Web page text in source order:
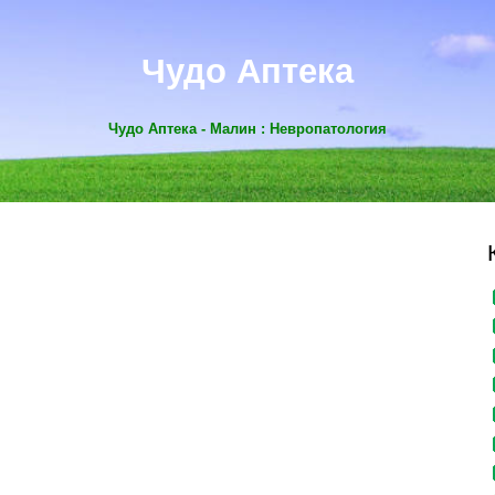
Чудо Аптека
Чудо Аптека - Малин : Невропатология